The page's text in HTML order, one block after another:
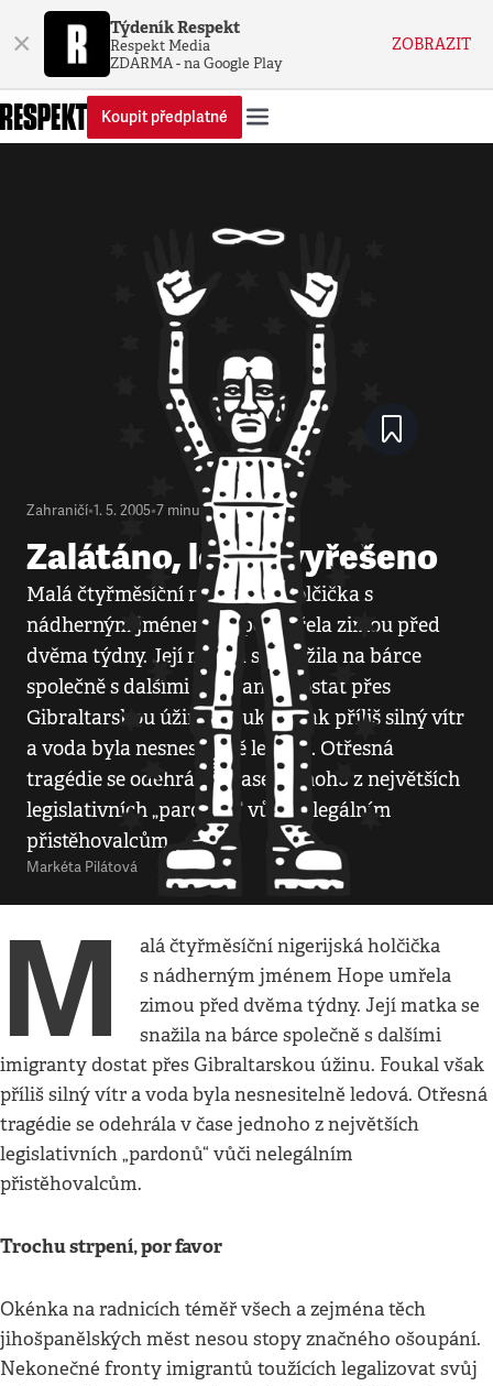
× Týdeník Respekt
Respekt Media
ZDARMA - na Google Play
ZOBRAZIT
Koupit předplatné
Zahraničí•1. 5. 2005•7 minut
Zalátáno, leč nevyřešeno
Malá čtyřměsíční nigerijská holčička s
nádherným jménem Hope umřela zimou před
dvěma týdny. Její matka se snažila na bárce
společně s dalšími imigranty dostat přes
Gibraltarskou úžinu. Foukal však příliš silný vítr
a voda byla nesnesitelně ledová. Otřesná
tragédie se odehrála v čase jednoho z největších
legislativních „pardonů“ vůči nelegálním
přistěhovalcům.
Markéta Pilátová
M
alá čtyřměsíční nigerijská holčička
s nádherným jménem Hope umřela
zimou před dvěma týdny. Její matka se
snažila na bárce společně s dalšími
imigranty dostat přes Gibraltarskou úžinu. Foukal však
příliš silný vítr a voda byla nesnesitelně ledová. Otřesná
tragédie se odehrála v čase jednoho z největších
legislativních „pardonů“ vůči nelegálním
přistěhovalcům.
Trochu strpení, por favor
Okénka na radnicích téměř všech a zejména těch
jihošpanělských měst nesou stopy značného ošoupání.
Nekonečné fronty imigrantů toužících legalizovat svůj